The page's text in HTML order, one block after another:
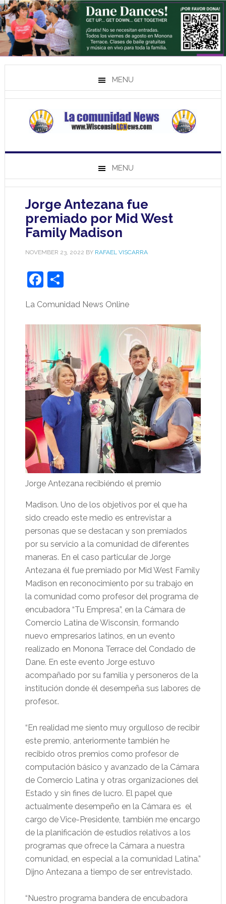
MENU
MENU
Jorge Antezana fue
premiado por Mid West
Family Madison
NOVEMBER 23, 2022 BY RAFAEL VISCARRA
Facebook
Share
La Comunidad News Online
Jorge Antezana recibiéndo el premio
Madison. Uno de los objetivos por el que ha
sido creado este medio es entrevistar a
personas que se destacan y son premiados
por su servicio a la comunidad de diferentes
maneras. En el caso particular de Jorge
Antezana él fue premiado por Mid West Family
Madison en reconocimiento por su trabajo en
la comunidad como profesor del programa de
encubadora “Tu Empresa”, en la Cámara de
Comercio Latina de Wisconsin, formando
nuevo empresarios latinos, en un evento
realizado en Monona Terrace del Condado de
Dane. En este evento Jorge estuvo
acompañado por su familia y personeros de la
institución donde él desempeña sus labores de
profesor..
“En realidad me siento muy orgulloso de recibir
este premio, anteriormente también he
recibido otros premios como profesor de
computación básico y avanzado de la Cámara
de Comercio Latina y otras organizaciones del
Estado y sin fines de lucro. El papel que
actualmente desempeño en la Cámara es el
cargo de Vice-Presidente, también me encargo
de la planificación de estudios relativos a los
programas que ofrece la Cámara a nuestra
comunidad, en especial a la comunidad Latina.”
Dijno Antezana a tiempo de ser entrevistado.
“Nuestro programa bandera de encubadora